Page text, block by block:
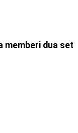
memberi dua set